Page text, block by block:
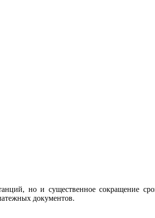
но и существенное сокращение
документов.